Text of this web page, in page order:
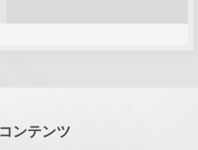
ンテンツ